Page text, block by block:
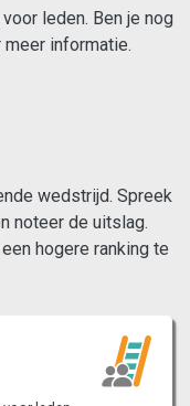
leden. Ben je nog
informatie.
wedstrijd. Spreek
noteer de uitslag.
hogere ranking te